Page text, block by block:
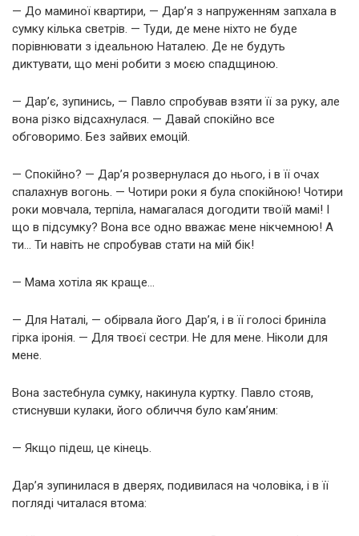
— До маминої квартири, — Дар’я з напруженням запхала в
сумку кілька светрів. — Туди, де мене ніхто не буде
порівнювати з ідеальною Наталею. Де не будуть
диктувати, що мені робити з моєю спадщиною.
— Дар’є, зупинись, — Павло спробував взяти її за руку, але
вона різко відсахнулася. — Давай спокійно все
обговоримо. Без зайвих емоцій.
— Спокійно? — Дар’я розвернулася до нього, і в її очах
спалахнув вогонь. — Чотири роки я була спокійною! Чотири
роки мовчала, терпіла, намагалася догодити твоїй мамі! І
що в підсумку? Вона все одно вважає мене нікчемною! А
ти… Ти навіть не спробував стати на мій бік!
— Мама хотіла як краще…
— Для Наталі, — обірвала його Дар’я, і в її голосі бриніла
гірка іронія. — Для твоєї сестри. Не для мене. Ніколи для
мене.
Вона застебнула сумку, накинула куртку. Павло стояв,
стиснувши кулаки, його обличчя було кам’яним:
— Якщо підеш, це кінець.
Дар’я зупинилася в дверях, подивилася на чоловіка, і в її
погляді читалася втома: